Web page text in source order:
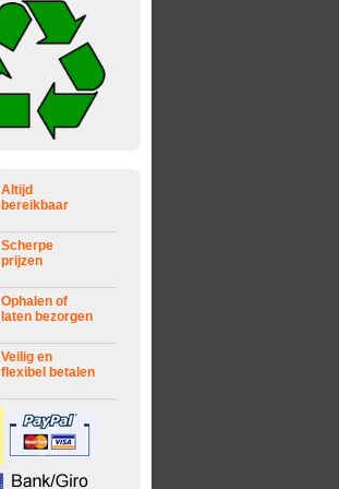
Altijd
bereikbaar
Scherpe
prijzen
Ophalen of
laten bezorgen
Veilig en
flexibel betalen